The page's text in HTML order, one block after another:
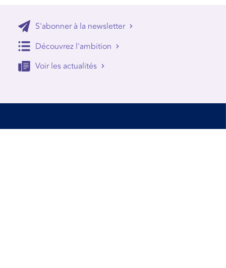
S'abonner à la newsletter
Découvrez l'ambition
Voir les actualités